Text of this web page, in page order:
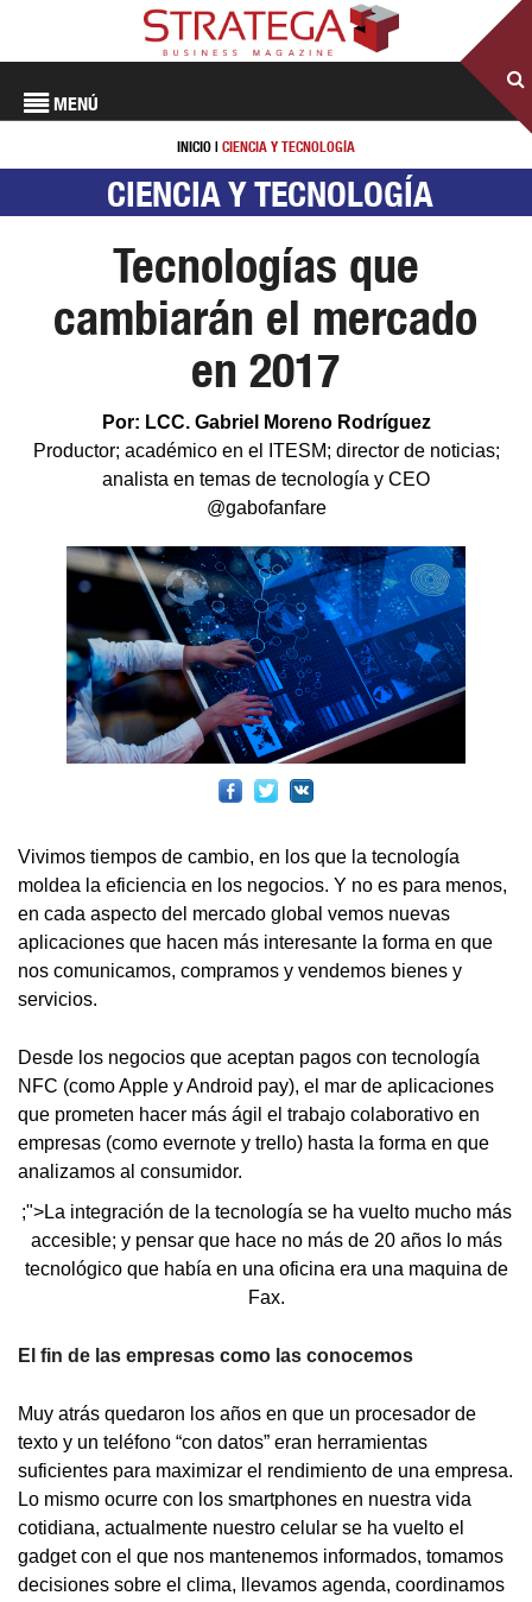
MENÚ
INICIO | CIENCIA Y TECNOLOGÍA
CIENCIA Y TECNOLOGÍA
Tecnologías que
cambiarán el mercado
en 2017
Por: LCC. Gabriel Moreno Rodríguez
Productor; académico en el ITESM; director de noticias;
analista en temas de tecnología y CEO
@gabofanfare
Vivimos tiempos de cambio, en los que la tecnología
moldea la eficiencia en los negocios. Y no es para menos,
en cada aspecto del mercado global vemos nuevas
aplicaciones que hacen más interesante la forma en que
nos comunicamos, compramos y vendemos bienes y
servicios.
Desde los negocios que aceptan pagos con tecnología
NFC (como Apple y Android pay), el mar de aplicaciones
que prometen hacer más ágil el trabajo colaborativo en
empresas (como evernote y trello) hasta la forma en que
analizamos al consumidor.
;">La integración de la tecnología se ha vuelto mucho más
accesible; y pensar que hace no más de 20 años lo más
tecnológico que había en una oficina era una maquina de
Fax.
El fin de las empresas como las conocemos
Muy atrás quedaron los años en que un procesador de
texto y un teléfono “con datos” eran herramientas
suficientes para maximizar el rendimiento de una empresa.
Lo mismo ocurre con los smartphones en nuestra vida
cotidiana, actualmente nuestro celular se ha vuelto el
gadget con el que nos mantenemos informados, tomamos
decisiones sobre el clima, llevamos agenda, coordinamos